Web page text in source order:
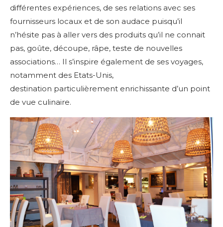
différentes expériences, de ses relations avec ses
fournisseurs locaux et de son audace puisqu’il
n’hésite pas à aller vers des produits qu’il ne connait
pas, goûte, découpe, râpe, teste de nouvelles
associations… Il s’inspire également de ses voyages,
notamment des Etats-Unis,
destination particulièrement enrichissante d’un point
de vue culinaire.